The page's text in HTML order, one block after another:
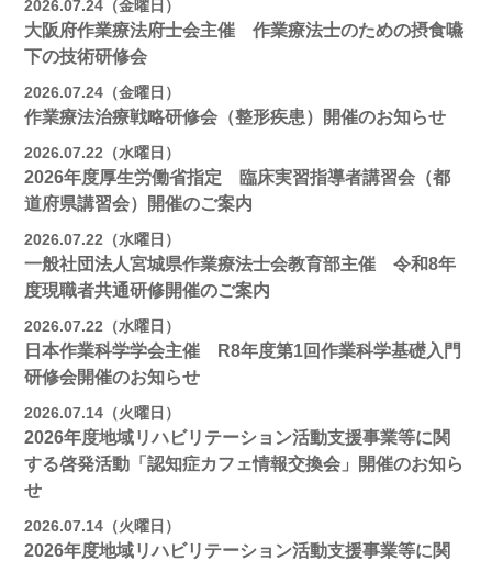
2026.07.24（金曜日）
大阪府作業療法府士会主催 作業療法士のための摂食嚥
下の技術研修会
2026.07.24（金曜日）
作業療法治療戦略研修会（整形疾患）開催のお知らせ
2026.07.22（水曜日）
2026年度厚生労働省指定 臨床実習指導者講習会（都
道府県講習会）開催のご案内
2026.07.22（水曜日）
一般社団法人宮城県作業療法士会教育部主催 令和8年
度現職者共通研修開催のご案内
2026.07.22（水曜日）
日本作業科学学会主催 R8年度第1回作業科学基礎入門
研修会開催のお知らせ
2026.07.14（火曜日）
2026年度地域リハビリテーション活動支援事業等に関
する啓発活動「認知症カフェ情報交換会」開催のお知ら
せ
2026.07.14（火曜日）
2026年度地域リハビリテーション活動支援事業等に関